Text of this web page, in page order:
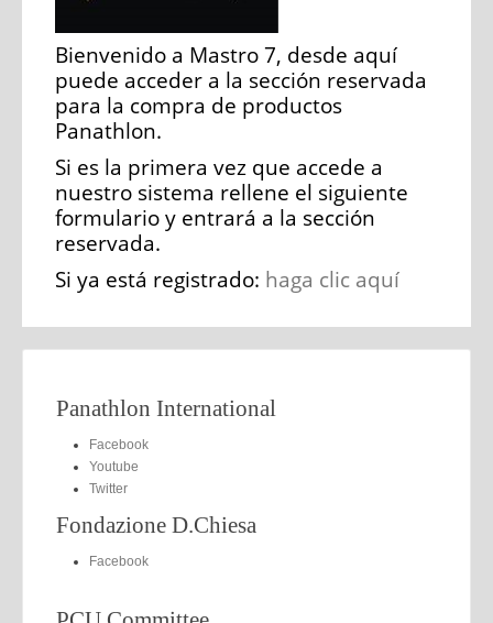
Bienvenido a Mastro 7, desde aquí
puede acceder a la sección reservada
para la compra de productos
Panathlon.
Si es la primera vez que accede a
nuestro sistema rellene el siguiente
formulario y entrará a la sección
reservada.
Si ya está registrado: haga clic aquí
Panathlon International
Facebook
Youtube
Twitter
Fondazione D.Chiesa
Facebook